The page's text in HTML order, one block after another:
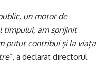
un motor de
timpului, am sprijinit
putut contribui și la viața
”, a declarat directorul